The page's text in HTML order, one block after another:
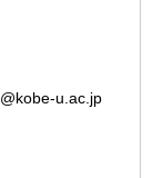
u.ac.jp